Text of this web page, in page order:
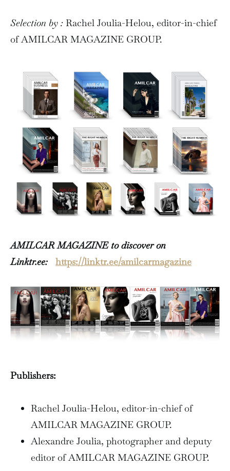
Selection by : Rachel Joulia-Helou, editor-in-chief
of AMILCAR MAGAZINE GROUP.
AMILCAR MAGAZINE to discover on
Linktr.ee: https://linktr.ee/amilcarmagazine
Publishers:
Rachel Joulia-Helou, editor-in-chief of
AMILCAR MAGAZINE GROUP.
Alexandre Joulia, photographer and deputy
editor of AMILCAR MAGAZINE GROUP.